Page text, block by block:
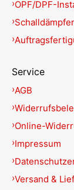
OPF/DPF-
Service
AGB
Online-
Impressum
Versand &